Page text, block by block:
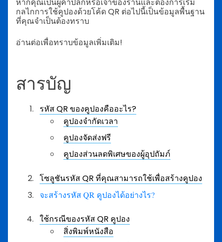
กลไกการใช้คูปองด้วยโค้ด QR ต่อไปนี้เป็นข้อมูลพื้นฐาน
ที่คุณจำเป็นต้องทราบ
อ่านต่อเพื่อทราบข้อมูลเพิ่มเติม!
สารบัญ
รหัส QR ของคูปองคืออะไร?
คูปองจำกัดเวลา
คูปองจัดส่งฟรี
คูปองส่วนลดพิเศษของผู้อุปถัมภ์
โซลูชันรหัส QR ที่คุณสามารถใช้เพื่อสร้างคูปอง
จะสร้างรหัส QR คูปองได้อย่างไร?
ใช้กรณีของรหัส QR คูปอง
สิ่งพิมพ์หนังสือ